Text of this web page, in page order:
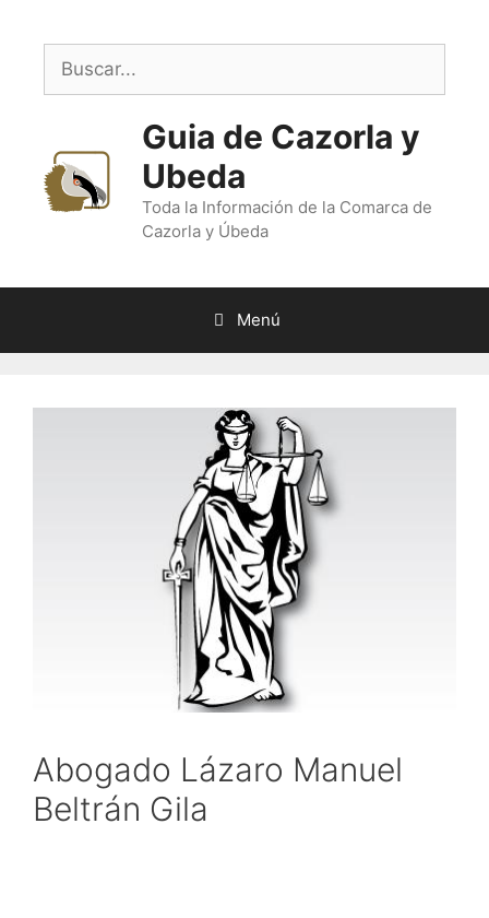
contenido
Buscar:
Guia de Cazorla y
Ubeda
Toda la Información de la Comarca de
Cazorla y Úbeda
Menú
Abogado Lázaro Manuel
Beltrán Gila